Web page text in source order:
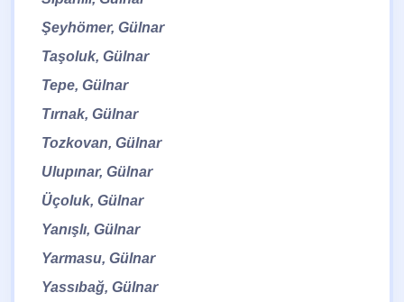
Şeyhömer, Gülnar
Taşoluk, Gülnar
Tepe, Gülnar
Tırnak, Gülnar
Tozkovan, Gülnar
Ulupınar, Gülnar
Üçoluk, Gülnar
Yanışlı, Gülnar
Yarmasu, Gülnar
Yassıbağ, Gülnar